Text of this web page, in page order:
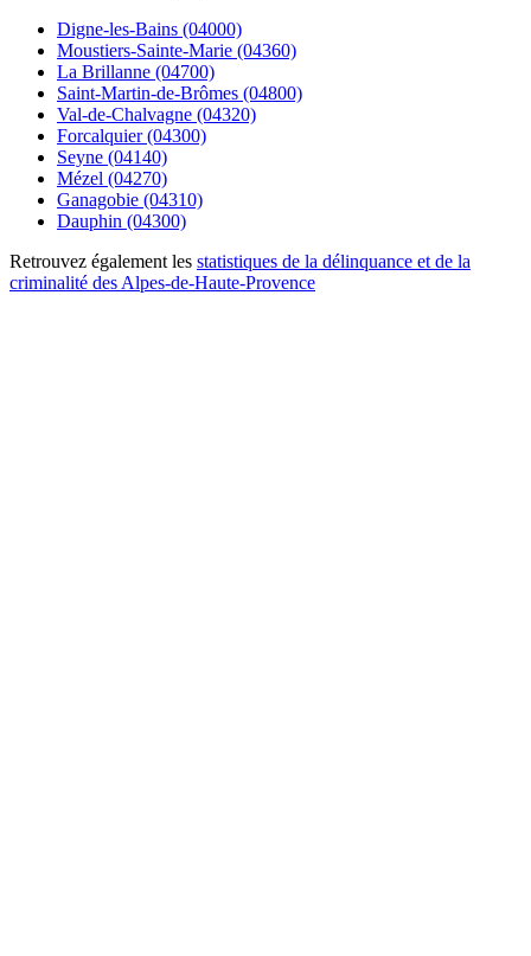
Digne-les-Bains (04000)
Moustiers-Sainte-Marie (04360)
La Brillanne (04700)
Saint-Martin-de-Brômes (04800)
Val-de-Chalvagne (04320)
Forcalquier (04300)
Seyne (04140)
Mézel (04270)
Ganagobie (04310)
Dauphin (04300)
Retrouvez également les statistiques de la délinquance et de la
criminalité des Alpes-de-Haute-Provence